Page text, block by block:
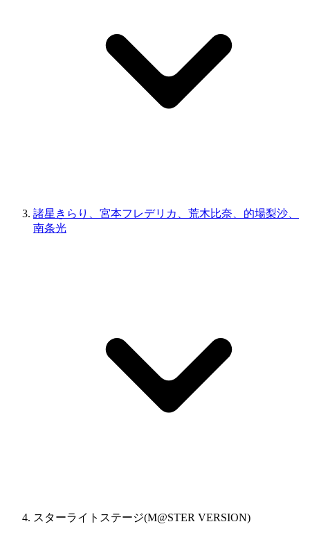
諸星きらり、宮本フレデリカ、荒木比奈、的場梨沙、
南条光
スターライトステージ(M@STER VERSION)